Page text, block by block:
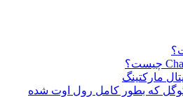
مارکتینگ
که بطور کامل رول اوت شده